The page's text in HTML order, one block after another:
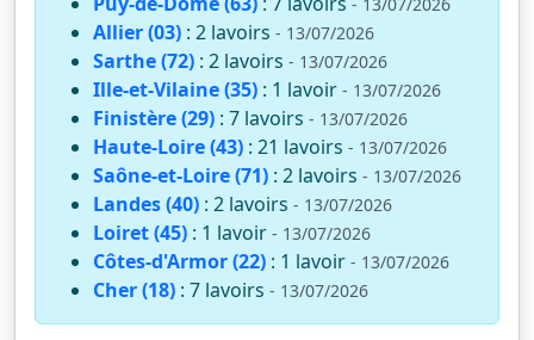
Allier (03) : 2 lavoirs - 13/07/2026
Sarthe (72) : 2 lavoirs - 13/07/2026
Ille-et-Vilaine (35) : 1 lavoir - 13/07/2026
Finistère (29) : 7 lavoirs - 13/07/2026
Haute-Loire (43) : 21 lavoirs - 13/07/2026
Saône-et-Loire (71) : 2 lavoirs - 13/07/2026
Landes (40) : 2 lavoirs - 13/07/2026
Loiret (45) : 1 lavoir - 13/07/2026
Côtes-d'Armor (22) : 1 lavoir - 13/07/2026
Cher (18) : 7 lavoirs - 13/07/2026